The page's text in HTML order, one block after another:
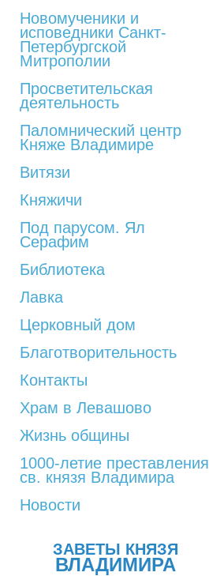
Новомученики и
исповедники Санкт-
Петербургской
Митрополии
Просветительская
деятельность
Паломнический центр
Княже Владимире
Витязи
Княжичи
Под парусом. Ял
Серафим
Библиотека
Лавка
Церковный дом
Благотворительность
Контакты
Храм в Левашово
Жизнь общины
1000-летие преставления
св. князя Владимира
Новости
ЗАВЕТЫ КНЯЗЯ
ВЛАДИМИРА